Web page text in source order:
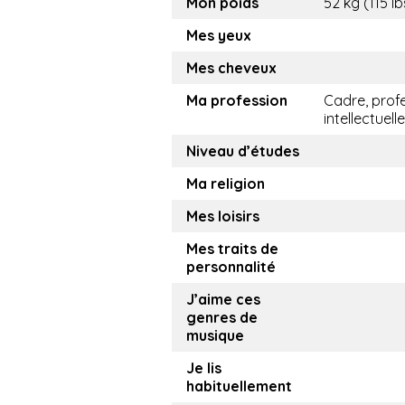
Mes yeux
Mes cheveux
Ma profession
Cadre,
intellectuelle
Niveau d’études
Ma religion
Mes loisirs
Mes traits de
personnalité
J’aime ces
genres de
musique
Je lis
habituellement